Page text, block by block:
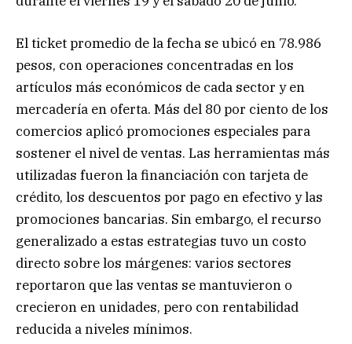
El ticket promedio de la fecha se ubicó en 78.986
pesos, con operaciones concentradas en los
artículos más económicos de cada sector y en
mercadería en oferta. Más del 80 por ciento de los
comercios aplicó promociones especiales para
sostener el nivel de ventas. Las herramientas más
utilizadas fueron la financiación con tarjeta de
crédito, los descuentos por pago en efectivo y las
promociones bancarias. Sin embargo, el recurso
generalizado a estas estrategias tuvo un costo
directo sobre los márgenes: varios sectores
reportaron que las ventas se mantuvieron o
crecieron en unidades, pero con rentabilidad
reducida a niveles mínimos.